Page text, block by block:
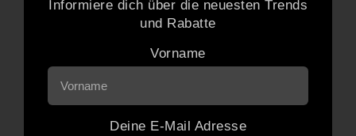
Informiere dich über die neuesten Trends
und Rabatte
Vorname
Deine E-Mail Adresse